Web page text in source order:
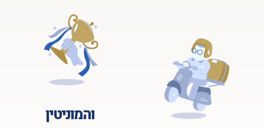
והמוניטין